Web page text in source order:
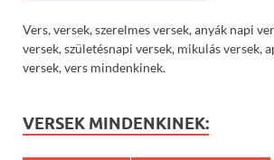
Vers, versek, szerelmes versek, anyák napi
versek, születésnapi versek, mikulás versek,
versek, vers mindenkinek.
VERSEK MINDENKINEK: